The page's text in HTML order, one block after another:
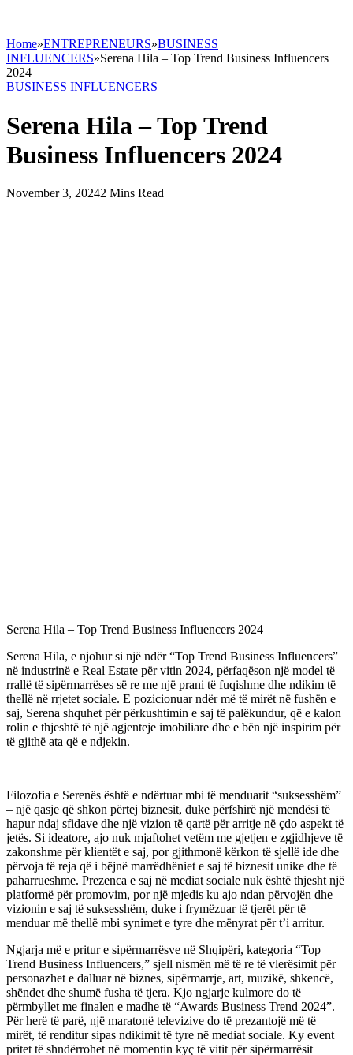
Home»ENTREPRENEURS»BUSINESS
INFLUENCERS»Serena Hila – Top Trend Business Influencers
2024
BUSINESS INFLUENCERS
Serena Hila – Top Trend
Business Influencers 2024
November 3, 20242 Mins Read
Serena Hila – Top Trend Business Influencers 2024
Serena Hila, e njohur si një ndër “Top Trend Business Influencers”
në industrinë e Real Estate për vitin 2024, përfaqëson një model të
rrallë të sipërmarrëses së re me një prani të fuqishme dhe ndikim të
thellë në rrjetet sociale. E pozicionuar ndër më të mirët në fushën e
saj, Serena shquhet për përkushtimin e saj të palëkundur, që e kalon
rolin e thjeshtë të një agjenteje imobiliare dhe e bën një inspirim për
të gjithë ata që e ndjekin.
Filozofia e Serenës është e ndërtuar mbi të menduarit “suksesshëm”
– një qasje që shkon përtej biznesit, duke përfshirë një mendësi të
hapur ndaj sfidave dhe një vizion të qartë për arritje në çdo aspekt të
jetës. Si ideatore, ajo nuk mjaftohet vetëm me gjetjen e zgjidhjeve të
zakonshme për klientët e saj, por gjithmonë kërkon të sjellë ide dhe
përvoja të reja që i bëjnë marrëdhëniet e saj të biznesit unike dhe të
paharrueshme. Prezenca e saj në mediat sociale nuk është thjesht një
platformë për promovim, por një mjedis ku ajo ndan përvojën dhe
vizionin e saj të suksesshëm, duke i frymëzuar të tjerët për të
menduar më thellë mbi synimet e tyre dhe mënyrat për t’i arritur.
Ngjarja më e pritur e sipërmarrësve në Shqipëri, kategoria “Top
Trend Business Influencers,” sjell nismën më të re të vlerësimit për
personazhet e dalluar në biznes, sipërmarrje, art, muzikë, shkencë,
shëndet dhe shumë fusha të tjera. Kjo ngjarje kulmore do të
përmbyllet me finalen e madhe të “Awards Business Trend 2024”.
Për herë të parë, një maratonë televizive do të prezantojë më të
mirët, të renditur sipas ndikimit të tyre në mediat sociale. Ky event
pritet të shndërrohet në momentin kyç të vitit për sipërmarrësit